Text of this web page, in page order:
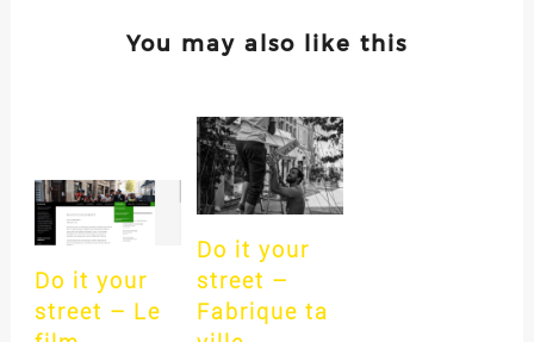
You may also like this
Do it your
street – Le
Do it your
street –
Fabrique ta